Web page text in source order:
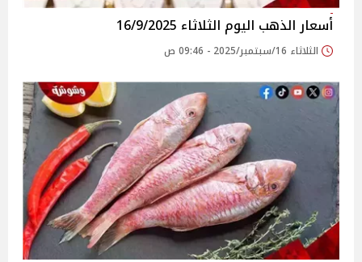
أسعار الذهب اليوم الثلاثاء 16/9/2025
الثلاثاء 16/سبتمبر/2025 - 09:46 ص